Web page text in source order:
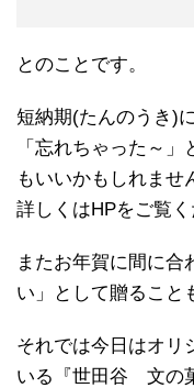
とのことです。
短納期(たんのうき)
「忘れちゃった～
もいいかもしれませ
詳しくはHPをご覧く
またお年賀に間に合
い」として贈ること
それでは今日はオリ
いる『世田谷 文の